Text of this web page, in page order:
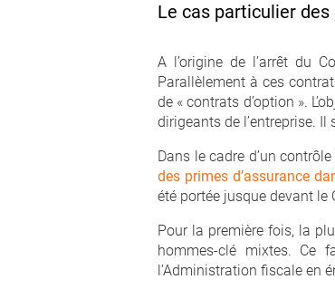
Le cas particulier
A l’origine de l’arrêt du
Parallèlement à ces
de « contrats d’option ».
dirigeants de l’entreprise. Il
Dans le cadre d’un
des primes d’assurance
été portée jusque devant le
Pour la première fois, la
hommes-clé mixtes. Ce
l’Administration fiscale en